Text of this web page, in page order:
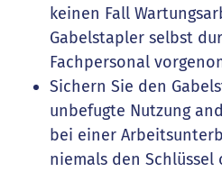
keinen Fall
Gabelstapler selbst
Fachpersonal
Sichern Sie den
unbefugte Nutzung
bei einer
niemals den Schlüssel